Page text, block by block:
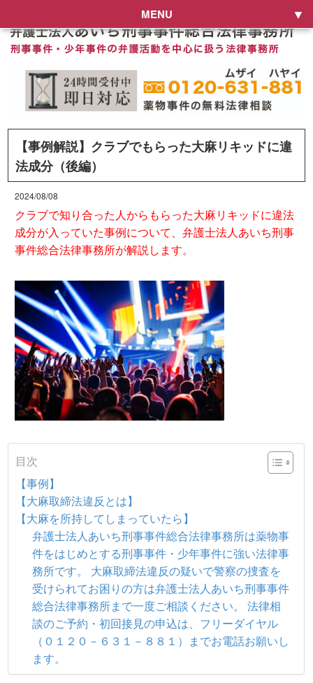
MENU
【事例解説】クラブでもらった大麻リキッドに違
法成分（後編）
2024/08/08
クラブで知り合った人からもらった大麻リキッドに違法
成分が入っていた事例について、弁護士法人あいち刑事
事件総合法律事務所が解説します。
目次
【事例】
【大麻取締法違反とは】
【大麻を所持してしまっていたら】
弁護士法人あいち刑事事件総合法律事務所は薬物事
件をはじめとする刑事事件・少年事件に強い法律事
務所です。 大麻取締法違反の疑いで警察の捜査を
受けられてお困りの方は弁護士法人あいち刑事事件
総合法律事務所まで一度ご相談ください。 法律相
談のご予約・初回接見の申込は、フリーダイヤル
（０１２０－６３１－８８１）までお電話お願いし
ます。